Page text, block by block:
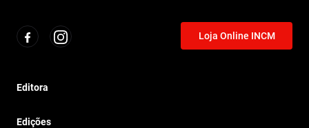
Loja Online INCM
Editora
Edições